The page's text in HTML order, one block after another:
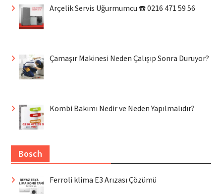
Arçelik Servis Uğurmumcu ☎️ 0216 471 59 56
Çamaşır Makinesi Neden Çalışıp Sonra Duruyor?
Kombi Bakımı Nedir ve Neden Yapılmalıdır?
Bosch
Ferroli klima E3 Arızası Çözümü